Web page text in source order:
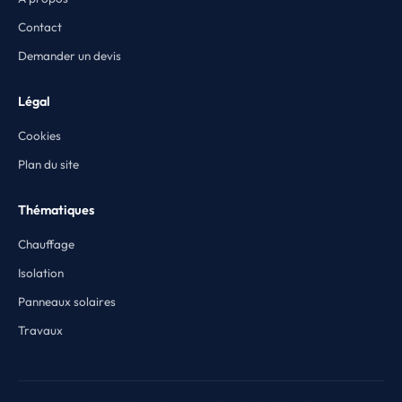
Contact
Demander un devis
Légal
Cookies
Plan du site
Thématiques
Chauffage
Isolation
Panneaux solaires
Travaux